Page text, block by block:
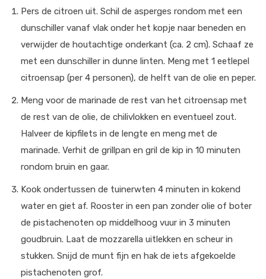
Pers de citroen uit. Schil de asperges rondom met een
dunschiller vanaf vlak onder het kopje naar beneden en
verwijder de houtachtige onderkant (ca. 2 cm). Schaaf ze
met een dunschiller in dunne linten. Meng met 1 eetlepel
citroensap (per 4 personen), de helft van de olie en peper.
Meng voor de marinade de rest van het citroensap met
de rest van de olie, de chilivlokken en eventueel zout.
Halveer de kipfilets in de lengte en meng met de
marinade. Verhit de grillpan en gril de kip in 10 minuten
rondom bruin en gaar.
Kook ondertussen de tuinerwten 4 minuten in kokend
water en giet af. Rooster in een pan zonder olie of boter
de pistachenoten op middelhoog vuur in 3 minuten
goudbruin. Laat de mozzarella uitlekken en scheur in
stukken. Snijd de munt fijn en hak de iets afgekoelde
pistachenoten grof.